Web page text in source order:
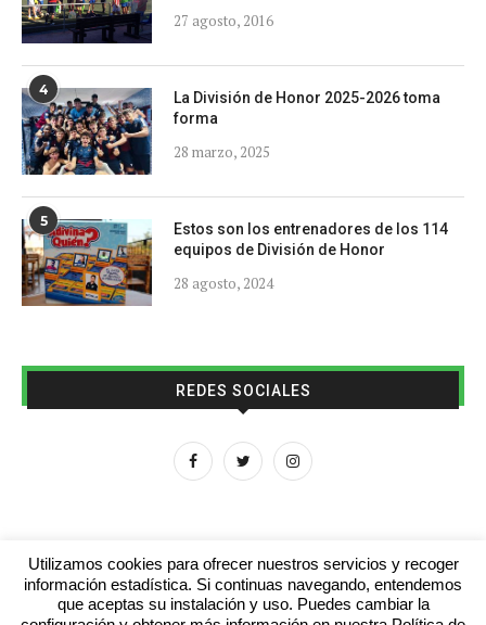
27 agosto, 2016
4
La División de Honor 2025-2026 toma
forma
28 marzo, 2025
5
Estos son los entrenadores de los 114
equipos de División de Honor
28 agosto, 2024
REDES SOCIALES
Aviso legal Contacto Colabora con nosotros
Utilizamos cookies para ofrecer nuestros servicios y recoger
información estadística. Si continuas navegando, entendemos
que aceptas su instalación y uso. Puedes cambiar la